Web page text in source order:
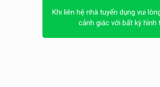
Khi liên hệ nhà tuyển dụng vui
cảnh giác với bất kỳ